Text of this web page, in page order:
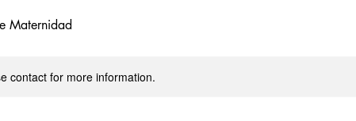
Maternidad
contact for more information.